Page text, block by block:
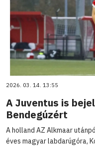
2026. 03. 14. 13:55
A Juventus is
Bendegúzért
A holland AZ Alkmaar
éves magyar labdarúgóra,